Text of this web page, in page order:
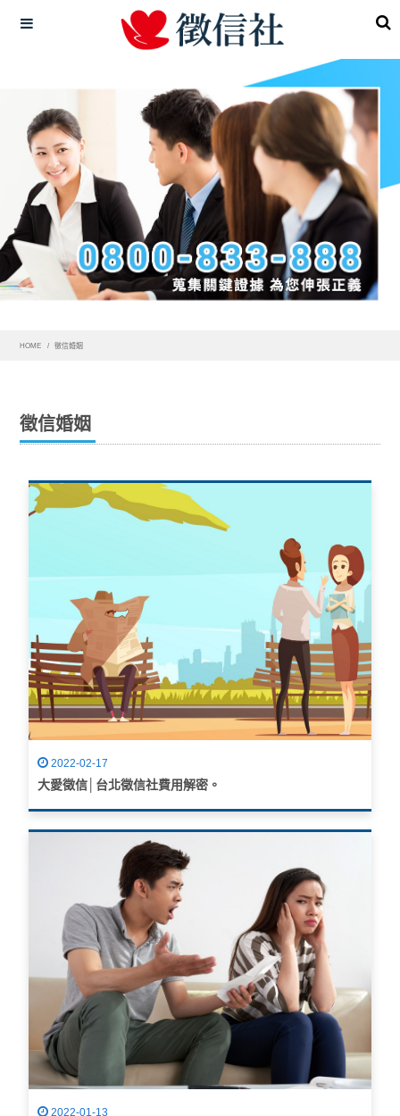
HOME 徵信婚姻
徵信婚姻
2022-02-17
大愛徵信│台北徵信社費用解密。
2022-01-13